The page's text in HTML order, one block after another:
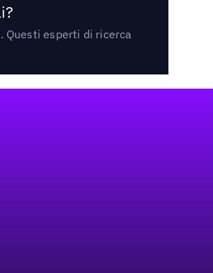
Questi esperti di ricerca